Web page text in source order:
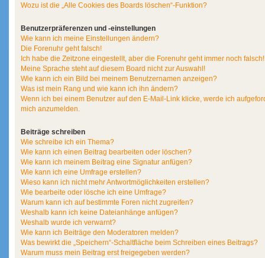
Wozu ist die „Alle Cookies des Boards löschen“-Funktion?
Benutzerpräferenzen und -einstellungen
Wie kann ich meine Einstellungen ändern?
Die Forenuhr geht falsch!
Ich habe die Zeitzone eingestellt, aber die Forenuhr geht immer noch falsch!
Meine Sprache steht auf diesem Board nicht zur Auswahl!
Wie kann ich ein Bild bei meinem Benutzernamen anzeigen?
Was ist mein Rang und wie kann ich ihn ändern?
Wenn ich bei einem Benutzer auf den E-Mail-Link klicke, werde ich
mich anzumelden.
Beiträge schreiben
Wie schreibe ich ein Thema?
Wie kann ich einen Beitrag bearbeiten oder löschen?
Wie kann ich meinem Beitrag eine Signatur anfügen?
Wie kann ich eine Umfrage erstellen?
Wieso kann ich nicht mehr Antwortmöglichkeiten erstellen?
Wie bearbeite oder lösche ich eine Umfrage?
Warum kann ich auf bestimmte Foren nicht zugreifen?
Weshalb kann ich keine Dateianhänge anfügen?
Weshalb wurde ich verwarnt?
Wie kann ich Beiträge den Moderatoren melden?
Was bewirkt die „Speichern“-Schaltfläche beim Schreiben eines Beitrags?
Warum muss mein Beitrag erst freigegeben werden?